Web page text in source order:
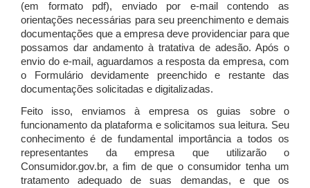
(em formato pdf), enviado por e-mail contendo as
orientações necessárias para seu preenchimento e demais
documentações que a empresa deve providenciar para que
possamos dar andamento à tratativa de adesão. Após o
envio do e-mail, aguardamos a resposta da empresa, com
o Formulário devidamente preenchido e restante das
documentações solicitadas e digitalizadas.
Feito isso, enviamos à empresa os guias sobre o
funcionamento da plataforma e solicitamos sua leitura. Seu
conhecimento é de fundamental importância a todos os
representantes da empresa que utilizarão o
Consumidor.gov.br, a fim de que o consumidor tenha um
tratamento adequado de suas demandas, e que os